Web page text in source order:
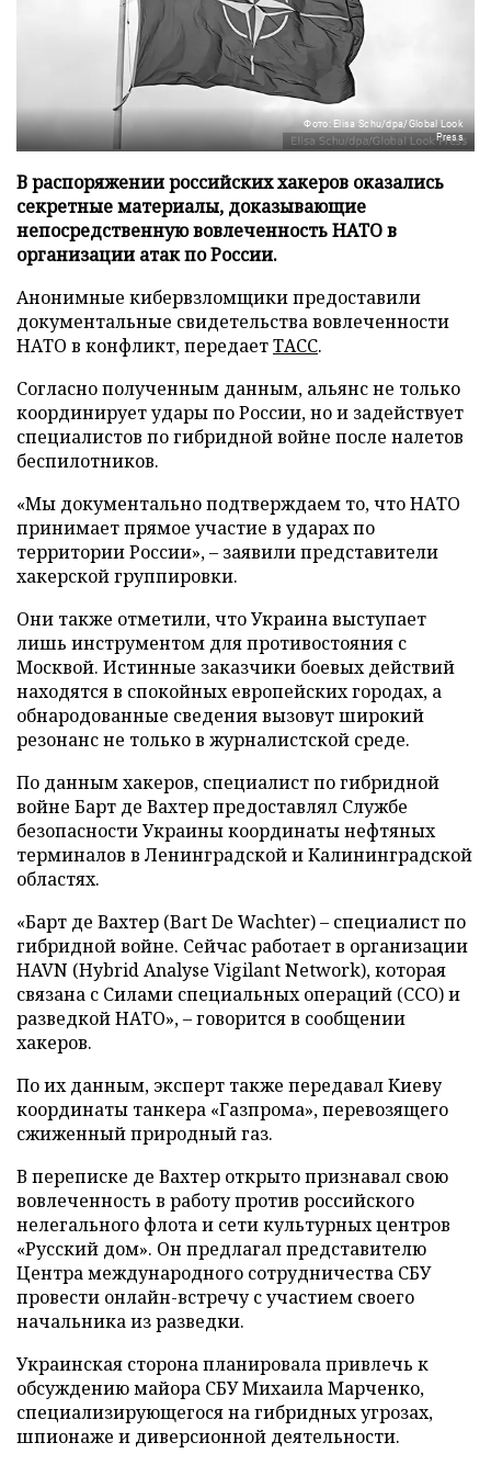
Фото: Elisa Schu/dpa/Global Look
Press
В распоряжении российских хакеров оказались
секретные материалы, доказывающие
непосредственную вовлеченность НАТО в
организации атак по России.
Анонимные кибервзломщики предоставили
документальные свидетельства вовлеченности
НАТО в конфликт, передаетТАСС.
Согласно полученным данным, альянс не только
координирует удары по России, но и задействует
специалистов по гибридной войне после налетов
беспилотников.
«Мы документально подтверждаем то, что НАТО
принимает прямое участие в ударах по
территории России», – заявили представители
хакерской группировки.
Они также отметили, что Украина выступает
лишь инструментом для противостояния с
Москвой. Истинные заказчики боевых действий
находятся в спокойных европейских городах, а
обнародованные сведения вызовут широкий
резонанс не только в журналистской среде.
По данным хакеров, специалист по гибридной
войне Барт де Вахтер предоставлял Службе
безопасности Украины координаты нефтяных
терминалов в Ленинградской и Калининградской
областях.
«Барт де Вахтер (Bart De Wachter) – специалист по
гибридной войне. Сейчас работает в организации
HAVN (Hybrid Analyse Vigilant Network), которая
связана с Силами специальных операций (ССО) и
разведкой НАТО», – говорится в сообщении
хакеров.
По их данным, эксперт также передавал Киеву
координаты танкера «Газпрома», перевозящего
сжиженный природный газ.
В переписке де Вахтер открыто признавал свою
вовлеченность в работу против российского
нелегального флота и сети культурных центров
«Русский дом». Он предлагал представителю
Центра международного сотрудничества СБУ
провести онлайн-встречу с участием своего
начальника из разведки.
Украинская сторона планировала привлечь к
обсуждению майора СБУ Михаила Марченко,
специализирующегося на гибридных угрозах,
шпионаже и диверсионной деятельности.